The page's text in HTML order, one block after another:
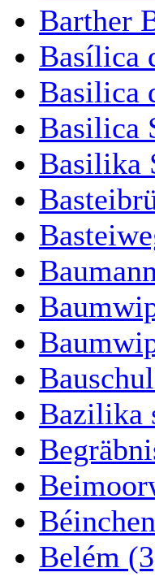
Barther
Basílica
Basilica
Basilica
Basilika
Bazilika
Belém